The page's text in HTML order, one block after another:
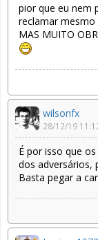
pior que eu nem
reclamar mesmo
MAS MUITO
wilsonfx
28/12/19
É por isso que
dos adversários,
Basta pegar a